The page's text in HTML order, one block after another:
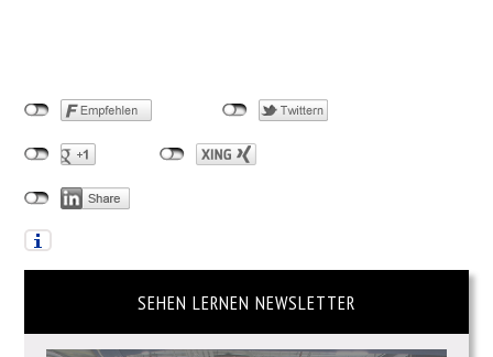
SEHEN LERNEN NEWSLETTER